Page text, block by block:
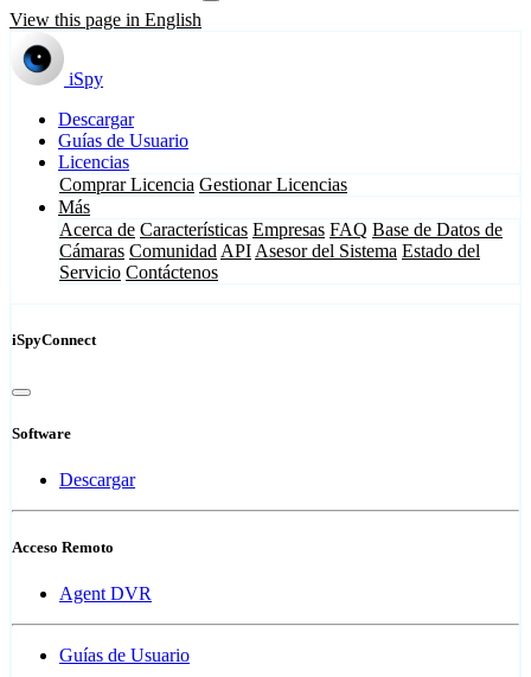
View this page in English
iSpy
Descargar
Guías de Usuario
Licencias
Comprar Licencia Gestionar Licencias
Más
Acerca de Características Empresas FAQ Base de Datos de
Cámaras Comunidad API Asesor del Sistema Estado del
Servicio Contáctenos
iSpyConnect
Software
Descargar
Acceso Remoto
Agent DVR
Guías de Usuario